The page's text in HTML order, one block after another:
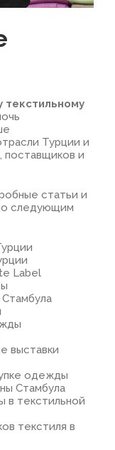
текстильному
Турции и
поставщиков и
статьи и
следующим
Label
выставки
одежды
Стамбула
в текстильной
текстиля в